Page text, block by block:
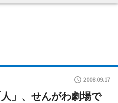
2008.09.17
」、せんがわ劇場で